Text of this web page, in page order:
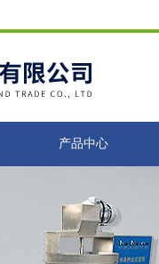
产品中心